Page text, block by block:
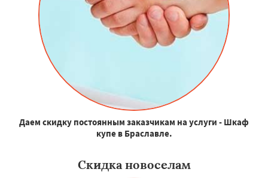
Даем скидку постоянным заказчикам на услуги - Шкаф
купе в Браславле.
Скидка новоселам